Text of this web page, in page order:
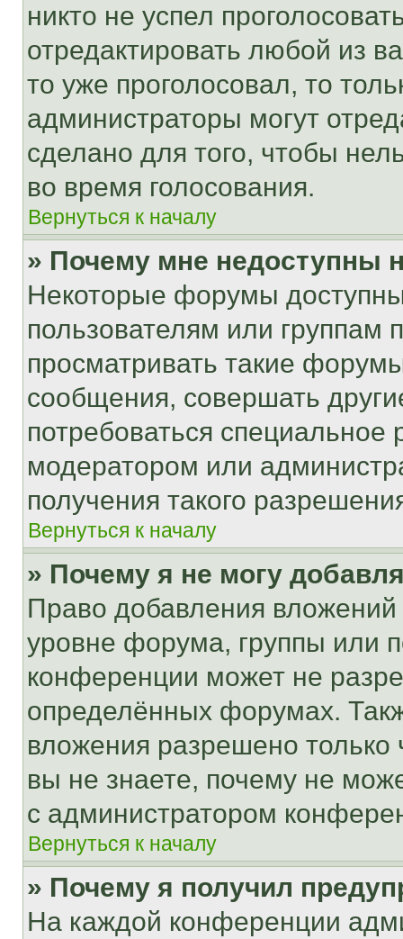
никто не успел
отредактировать любой из
то уже проголосовал, то
администраторы могут
сделано для того, чтобы
во время голосования.
Вернуться к началу
» Почему мне недоступны
Некоторые форумы
пользователям или группам
просматривать такие
сообщения, совершать
потребоваться
модератором или
получения такого
Вернуться к началу
» Почему я не могу
Право добавления
уровне форума, группы или
конференции может не
определённых форумах.
вложения разрешено
вы не знаете, почему не
с администратором
Вернуться к началу
» Почему я получил
На каждой конференции